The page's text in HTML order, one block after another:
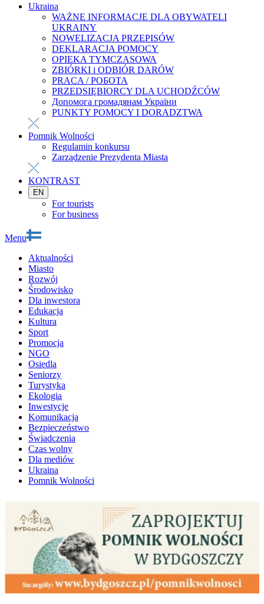
Ukraina
WAŻNE INFORMACJE DLA OBYWATELI
UKRAINY
NOWELIZACJA PRZEPISÓW
DEKLARACJA POMOCY
OPIEKA TYMCZASOWA
ZBIÓRKI i ODBIÓR DARÓW
PRACA / РОБОТА
PRZEDSIĘBIORCY DLA UCHODŹCÓW
Допомога громадянам України
PUNKTY POMOCY I DORADZTWA
Pomnik Wolności
Regulamin konkursu
Zarządzenie Prezydenta Miasta
KONTRAST
EN
For tourists
For business
Menu
Aktualności
Miasto
Rozwój
Środowisko
Dla inwestora
Edukacja
Kultura
Sport
Promocja
NGO
Osiedla
Seniorzy
Turystyka
Ekologia
Inwestycje
Komunikacja
Bezpieczeństwo
Świadczenia
Czas wolny
Dla mediów
Ukraina
Pomnik Wolności